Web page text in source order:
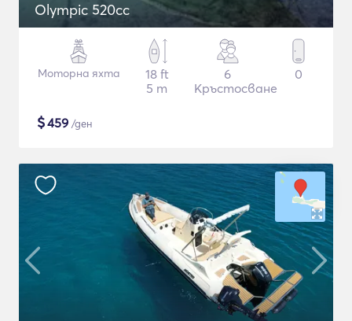
Olympic 520cc
Моторна яхта
18 ft
5 m
6
Кръстосване
0
$459 /ден